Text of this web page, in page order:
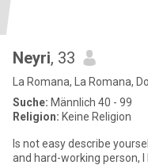
Neyri, 33
La Romana, La Romana,
Suche: Männlich 40 - 99
Religion: Keine Religion
Is not easy describe
and hard-working person,